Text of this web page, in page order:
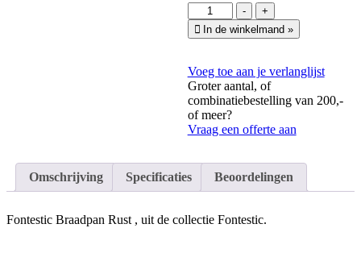
-
Fontestic
Braadpan
Rust
24
x
11,6
cm
·
gietijzer
+
In de winkelmand »
Voeg toe aan je verlanglijst
Groter aantal, of
combinatiebestelling van 200,-
of meer?
Vraag een offerte aan
Omschrijving Specificaties Beoordelingen
Fontestic Braadpan Rust , uit de collectie Fontestic.